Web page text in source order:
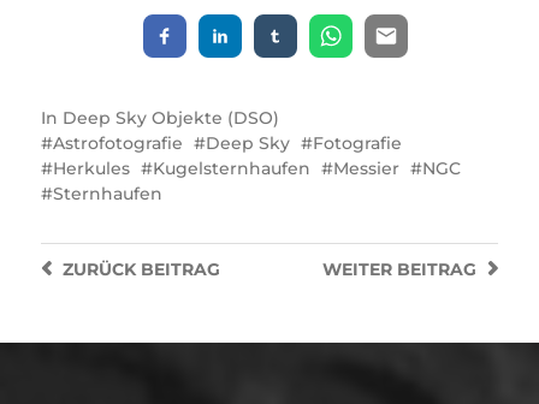
In Deep Sky Objekte (DSO)
Astrofotografie
Deep Sky
Fotografie
Herkules
Kugelsternhaufen Messier
NGC
Sternhaufen
WEITER BEITRAG
ZURÜCKBEITRAG